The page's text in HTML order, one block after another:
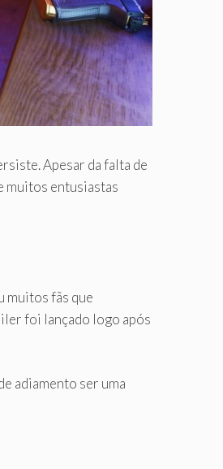
Apesar da falta de
muitos entusiastas
muitos fãs que
foi lançado logo após
adiamento ser uma